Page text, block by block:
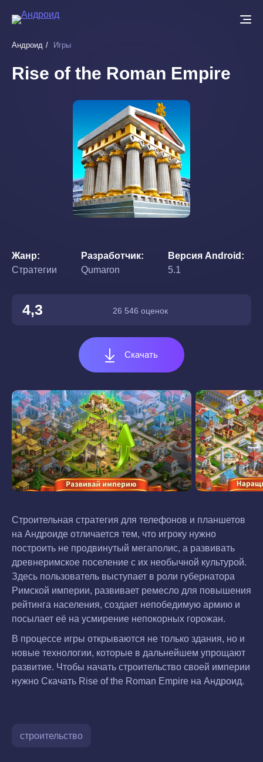
основному
Андроид Игры
Rise of the Roman Empire
Жанр
Стратегии
Разработчик
Qumaron
Версия Android
5.1
4,3 26 546 оценок
Скачать
Строительная стратегия для телефонов и планшетов
на Андроиде отличается тем, что игроку нужно
построить не продвинутый мегаполис, а развивать
древнеримское поселение с их необычной культурой.
Здесь пользователь выступает в роли губернатора
Римской империи, развивает ремесло для повышения
рейтинга населения, создает непобедимую армию и
посылает её на усмирение непокорных горожан.
В процессе игры открываются не только здания, но и
новые технологии, которые в дальнейшем упрощают
развитие. Чтобы начать строительство своей империи
нужно Скачать Rise of the Roman Empire на Андроид.
строительство